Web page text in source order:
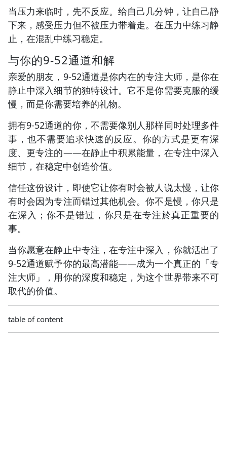
当压力来临时，先不反应。给自己几分钟，让自己静
下来，感受压力但不被压力带着走。在压力中练习静
止，在混乱中练习稳定。
与你的9-52通道和解
亲爱的朋友，9-52通道是你内在的专注大师，是你在
静止中深入细节的独特设计。它不是你需要克服的缓
慢，而是你需要培养的礼物。
拥有9-52通道的你，不需要像别人那样同时处理多件
事，也不需要追求快速的反应。你的方式是更有深
度、更专注的——在静止中积累能量，在专注中深入
细节，在稳定中创造价值。
信任这份设计，即使它让你有时会被人说太慢，让你
有时会因为专注而错过其他机会。你不是慢，你只是
在深入；你不是错过，你只是在专注於真正重要的
事。
当你愿意在静止中专注，在专注中深入，你就活出了
9-52通道赋予你的最高潜能——成为一个真正的「专
注大师」，用你的深度和稳定，为这个世界带来不可
取代的价值。
table of content